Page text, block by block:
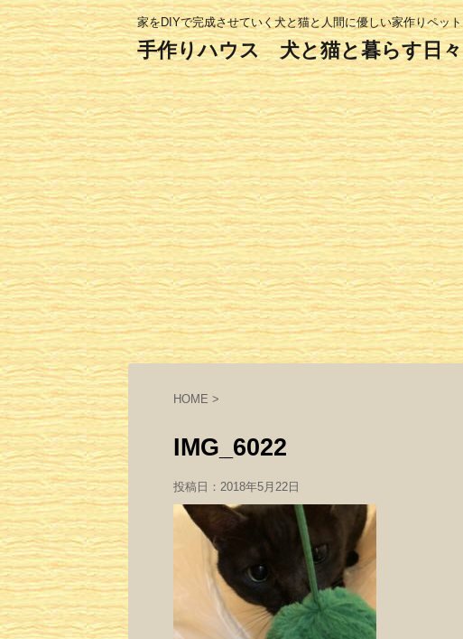
家をDIYで完成させていく犬と猫と人間に優しい家作りペット
手作りハウス 犬と猫と暮らす日々
HOME >
IMG_6022
投稿日： 2018年5月22日